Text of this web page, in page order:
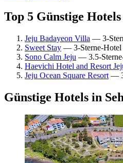
Top 5 Günstige
Jeju Badayeon Villa — 3-
Sweet Stay — 3-Sterne-Hotel
Sono Calm Jeju — 3.5-
Haevichi Hotel and Resort
Jeju Ocean Square Resort —
Günstige Hotels in